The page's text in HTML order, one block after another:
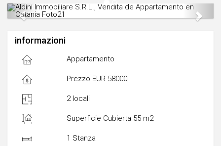
Previous Next
informazioni
Appartamento
Prezzo EUR 58000
2 locali
Superficie Cubierta 55 m2
1 Stanza